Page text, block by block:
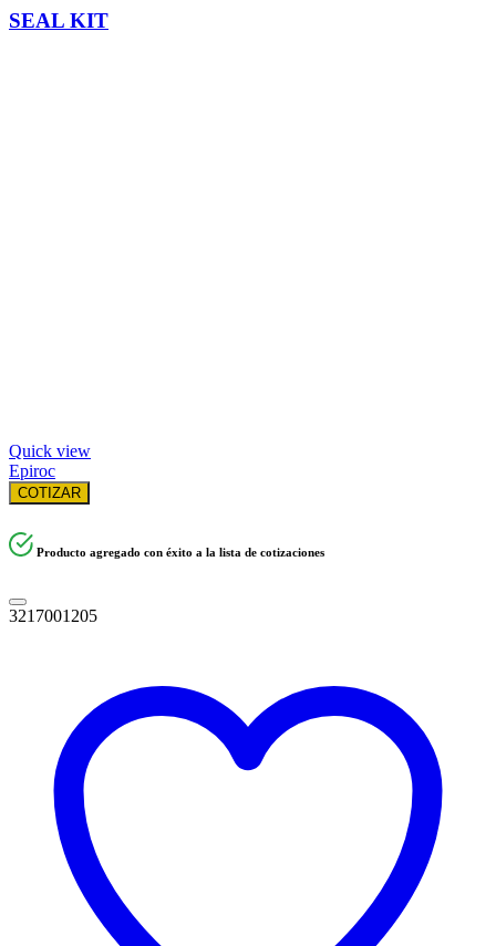
SEAL KIT
Quick view
Epiroc
COTIZAR
Producto agregado con éxito a la lista de cotizaciones
3217001205